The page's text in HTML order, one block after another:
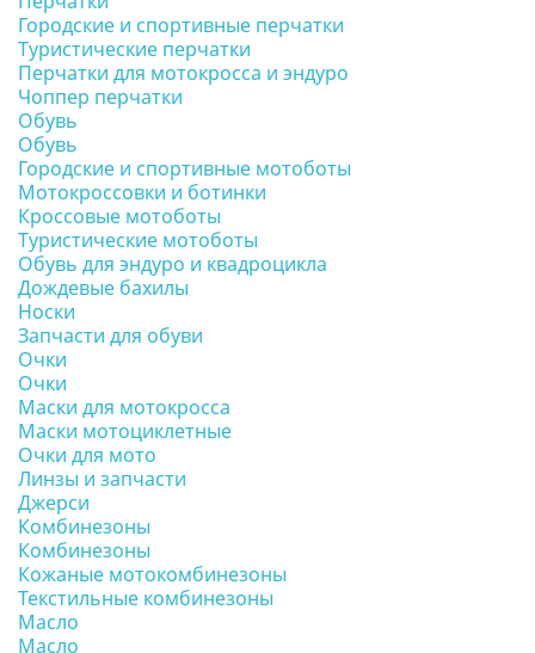
Городские и спортивные перчатки
Туристические перчатки
Перчатки для мотокросса и эндуро
Чоппер перчатки
Обувь
Обувь
Городские и спортивные мотоботы
Мотокроссовки и ботинки
Кроссовые мотоботы
Туристические мотоботы
Обувь для эндуро и квадроцикла
Дождевые бахилы
Носки
Запчасти для обуви
Очки
Очки
Маски для мотокросса
Маски мотоциклетные
Очки для мото
Линзы и запчасти
Джерси
Комбинезоны
Комбинезоны
Кожаные мотокомбинезоны
Текстильные комбинезоны
Масло
Масло